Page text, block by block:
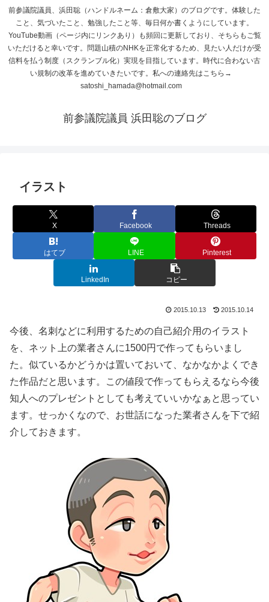
前参議院議員、浜田聡（ハンドルネーム：倉敷大家）のブログです。体験した
こと、気づいたこと、勉強したこと等、毎日何か書くようにしています。
YouTube動画（ページ内にリンクあり）も頻回に更新しており、そちらもご覧
いただけると幸いです。問題山積のNHKを正常化するため、見たい人だけが受
信料を払う制度（スクランブル化）実現を目指しています。時代に合わない古
い規制の改革を進めていきたいです。私への連絡先はこちら→
satoshi_hamada@hotmail.com
前参議院議員 浜田聡のブログ
イラスト
X Facebook Threads
はてブ LINE Pinterest
LinkedIn コピー
2015.10.13 2015.10.14
今後、名刺などに利用するための自己紹介用のイラスト
を、ネット上の業者さんに1500円で作ってもらいまし
た。似ているかどうかは置いておいて、なかなかよくでき
た作品だと思います。この値段で作ってもらえるなら今後
知人へのプレゼントとしても考えていいかなぁと思ってい
ます。せっかくなので、お世話になった業者さんを下で紹
介しておきます。